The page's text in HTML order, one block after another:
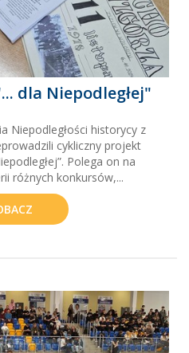
dla Niepodległej"
Niepodległości historycy z
cykliczny projekt
Polega on na
różnych konkursów,...